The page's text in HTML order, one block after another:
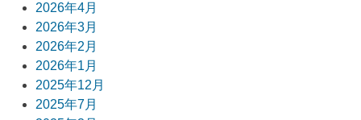
ビ
ゲ
ー
シ
2026年4月
2026年3月
2026年2月
2026年1月
2025年12月
2025年7月